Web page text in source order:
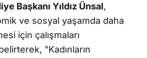
Başkanı Yıldız Ünsal,
ve sosyal yaşamda daha
için çalışmaları
"Kadınların